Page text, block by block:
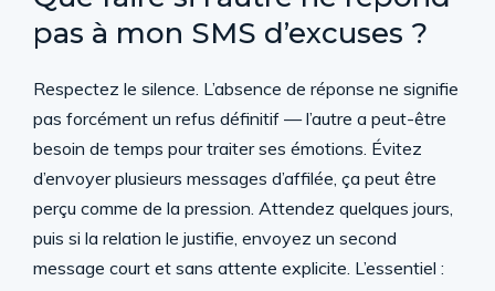
pas à mon SMS d’excuses ?
Respectez le silence. L’absence de réponse ne signifie
pas forcément un refus définitif — l’autre a peut-être
besoin de temps pour traiter ses émotions. Évitez
d’envoyer plusieurs messages d’affilée, ça peut être
perçu comme de la pression. Attendez quelques jours,
puis si la relation le justifie, envoyez un second
message court et sans attente explicite. L’essentiel :